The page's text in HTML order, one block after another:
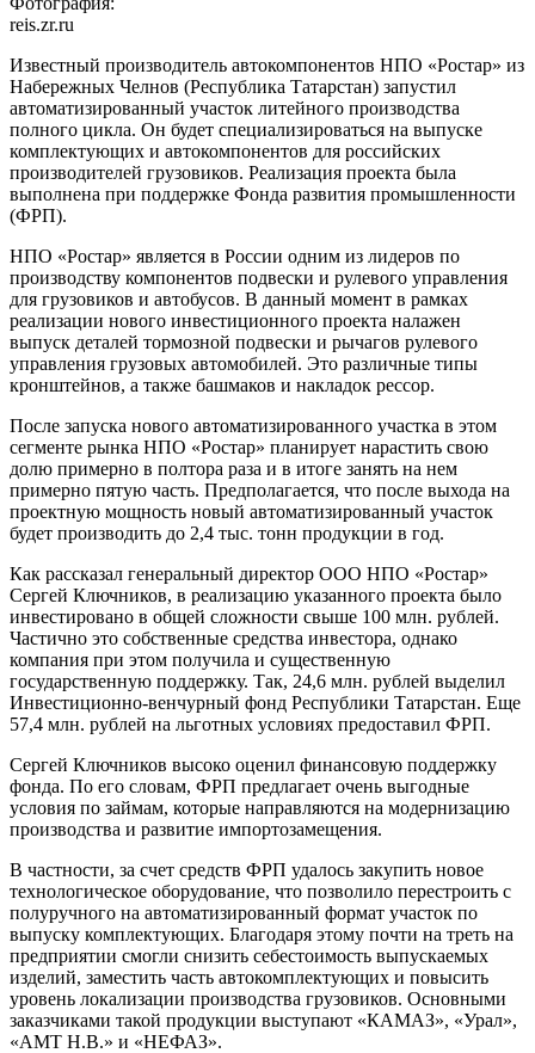
reis.zr.ru
Известный производитель автокомпонентов НПО «Ростар» из
Набережных Челнов (Республика Татарстан) запустил
автоматизированный участок литейного производства
полного цикла. Он будет специализироваться на выпуске
комплектующих и автокомпонентов для российских
производителей грузовиков. Реализация проекта была
выполнена при поддержке Фонда развития промышленности
(ФРП).
НПО «Ростар» является в России одним из лидеров по
производству компонентов подвески и рулевого управления
для грузовиков и автобусов. В данный момент в рамках
реализации нового инвестиционного проекта налажен
выпуск деталей тормозной подвески и рычагов рулевого
управления грузовых автомобилей. Это различные типы
кронштейнов, а также башмаков и накладок рессор.
После запуска нового автоматизированного участка в этом
сегменте рынка НПО «Ростар» планирует нарастить свою
долю примерно в полтора раза и в итоге занять на нем
примерно пятую часть. Предполагается, что после выхода на
проектную мощность новый автоматизированный участок
будет производить до 2,4 тыс. тонн продукции в год.
Как рассказал генеральный директор ООО НПО «Ростар»
Сергей Ключников, в реализацию указанного проекта было
инвестировано в общей сложности свыше 100 млн. рублей.
Частично это собственные средства инвестора, однако
компания при этом получила и существенную
государственную поддержку. Так, 24,6 млн. рублей выделил
Инвестиционно-венчурный фонд Республики Татарстан. Еще
57,4 млн. рублей на льготных условиях предоставил ФРП.
Сергей Ключников высоко оценил финансовую поддержку
фонда. По его словам, ФРП предлагает очень выгодные
условия по займам, которые направляются на модернизацию
производства и развитие импортозамещения.
В частности, за счет средств ФРП удалось закупить новое
технологическое оборудование, что позволило перестроить с
полуручного на автоматизированный формат участок по
выпуску комплектующих. Благодаря этому почти на треть на
предприятии смогли снизить себестоимость выпускаемых
изделий, заместить часть автокомплектующих и повысить
уровень локализации производства грузовиков. Основными
заказчиками такой продукции выступают «КАМАЗ», «Урал»,
«АМТ Н.В.» и «НЕФАЗ».